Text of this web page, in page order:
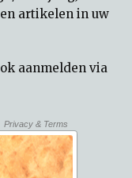
artikelen in uw
aanmelden via